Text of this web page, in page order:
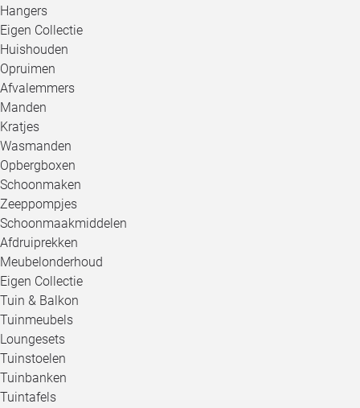
Hangers
Eigen Collectie
Huishouden
Opruimen
Afvalemmers
Manden
Kratjes
Wasmanden
Opbergboxen
Schoonmaken
Zeeppompjes
Schoonmaakmiddelen
Afdruiprekken
Meubelonderhoud
Eigen Collectie
Tuin & Balkon
Tuinmeubels
Loungesets
Tuinstoelen
Tuinbanken
Tuintafels